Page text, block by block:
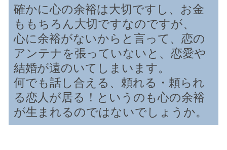
確かに心の余裕は大切ですし、お金
ももちろん大切ですなのですが、
心に余裕がないからと言って、恋の
アンテナを張っていないと、恋愛や
結婚が遠のいてしまいます。
何でも話し合える、頼れる・頼られ
る恋人が居る！というのも心の余裕
が生まれるのではないでしょうか。